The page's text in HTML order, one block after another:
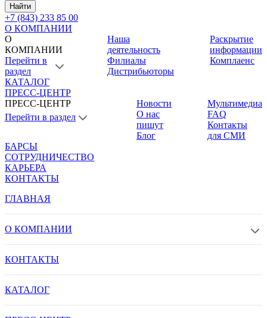
Найти
+7 (843) 233 85 00
О КОМПАНИИ
О
КОМПАНИИ
Перейти в
раздел
Наша
деятельность
Филиалы
Дистрибьюторы
Раскрытие
информации
Комплаенс
КАТАЛОГ
ПРЕСС-ЦЕНТР
ПРЕСС-ЦЕНТР
Перейти в раздел
Новости
О нас
пишут
Блог
Мультимедиа
FAQ
Контакты
для СМИ
БАРСЫ
СОТРУДНИЧЕСТВО
КАРЬЕРА
КОНТАКТЫ
ГЛАВНАЯ
О КОМПАНИИ
КОНТАКТЫ
КАТАЛОГ